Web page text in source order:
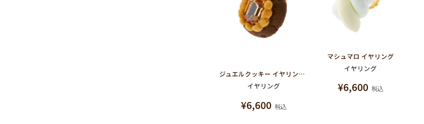
ジュエルクッキー イヤリング アプリコット
イヤリング
¥6,600 税込
マシュマロ イヤリング
イヤリング
¥6,600 税込